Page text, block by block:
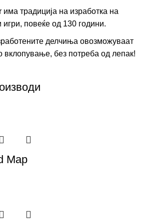
има традиција на изработка на
игри, повеќе од 130 години.
делчиња овозможуваат
вклопување, без потреба од лепак!
Map